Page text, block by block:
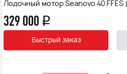
Лодочный мотор Seanovo 40 FFES
329 000 q
Быстрый заказ